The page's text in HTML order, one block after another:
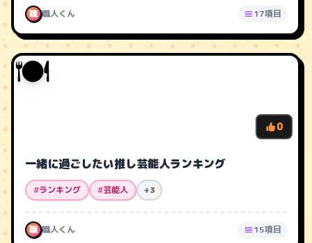
職 職人くん 17項目
🍽️
0
一緒に過ごしたい推し芸能人ランキング
#ランキング #芸能人 +3
職 職人くん 15項目